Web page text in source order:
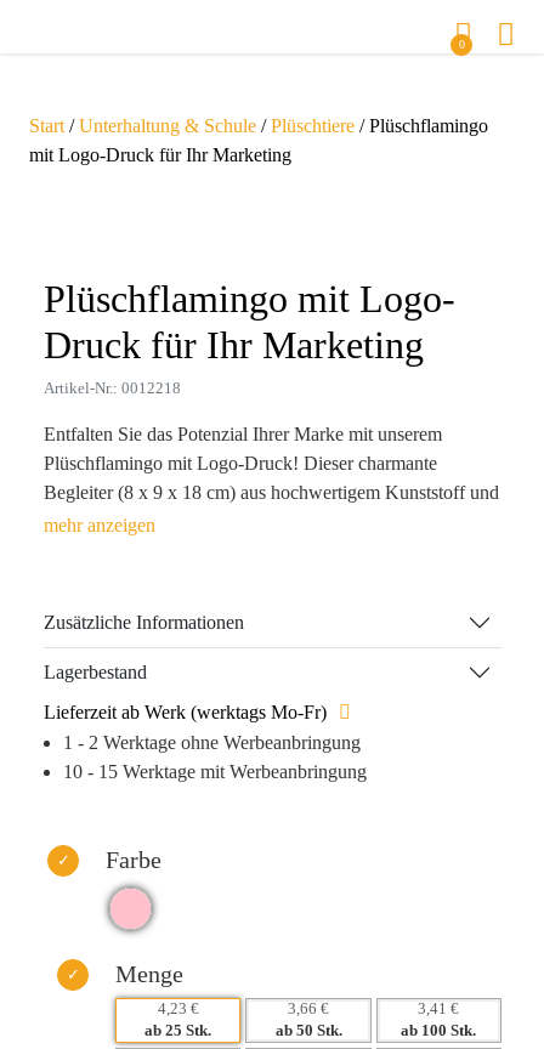
0
Start /Unterhaltung & Schule /Plüschtiere / Plüschflamingo
mit Logo-Druck für Ihr Marketing
Plüschflamingo mit Logo-
Druck für Ihr Marketing
Artikel-Nr.: 0012218
Entfalten Sie das Potenzial Ihrer Marke mit unserem
Plüschflamingo mit Logo-Druck! Dieser charmante
Begleiter (8 x 9 x 18 cm) aus hochwertigem Kunststoff und
Polyester ist nicht nur ein beeindruckender Werbeartikel,
Jeder Kontakt mit diesem kuscheligen Produkt stärkt die
Markenwahrnehmung und begleitet den Beschenkten im
Alltag, wodurch Ihr Logo ständig im Blickfeld bleibt.
Wählen Sie aus verschiedenen Druckmöglichkeiten wie
Überzeugen Sie sich selbst: Ihr Markenbotschafter ist
bereit, Herzen zu erobern!
Warum dieses Produkt Ihre Marke stärkt:
– Hohe Wiedererkennung durch emotionalen Bezug
– Praktischer Nutzen sorgt für langfristige Präsenz
Zusätzliche Informationen
Lagerbestand
Lieferzeit ab Werk (werktags Mo-Fr)
1 - 2 Werktage ohne Werbeanbringung
10 - 15 Werktage mit Werbeanbringung
Farbe
Menge
4,23 €
ab 25 Stk.
3,66 €
ab 50 Stk.
3,41 €
ab 100 Stk.